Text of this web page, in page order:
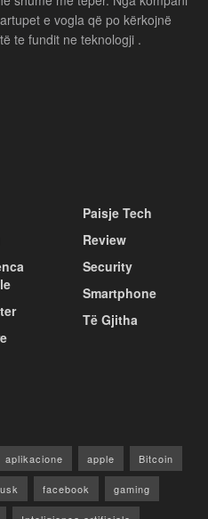
e vogla që po kërkojnë
te fundit ne teknologji .
Paisje Tech
Review
Security
Smartphone
Të Gjitha
aplikacione apple Bitcoin
facebook gaming